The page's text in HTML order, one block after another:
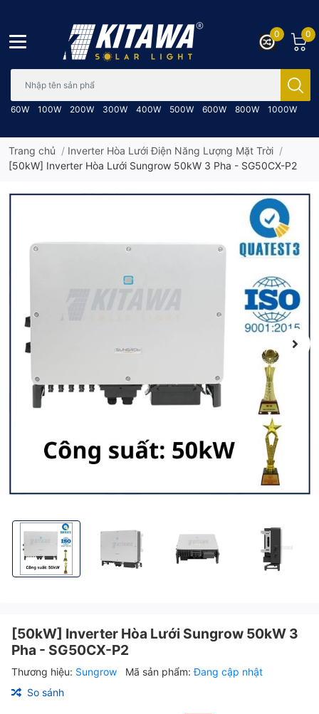
60W 100W 200W 300W 400W 500W 600W 800W 1000W
0
0
Trang chủ / Inverter Hòa Lưới Điện Năng Lượng Mặt Trời /
[50kW] Inverter Hòa Lưới Sungrow 50kW 3 Pha - SG50CX-P2
[50kW] Inverter Hòa Lưới Sungrow 50kW 3 Pha - SG50CX-P2
[50kW] Inverter Hòa Lưới Sungrow 50kW 3 Pha
[50kW] Inverter Hòa Lưới
[50kW] Inverter
[50kW] Inverter Hòa Lưới Sungrow 50kW 3
Pha - SG50CX-P2
Thương hiệu: Sungrow Mã sản phẩm:Đang cập nhật
So sánh